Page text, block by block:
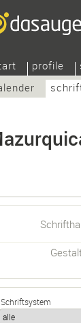
profile
Schriftsystem